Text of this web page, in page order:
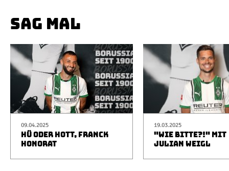
SAG MAL
09.04.2025
HÜ ODER HOTT, FRANCK
HONORAT
19.03.2025
"WIE BITTE?!" MIT
JULIAN WEIGL